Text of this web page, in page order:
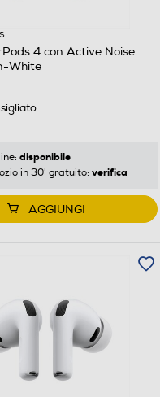
4 con Active Noise
White
disponibile
in 30' gratuito: verifica
AGGIUNGI